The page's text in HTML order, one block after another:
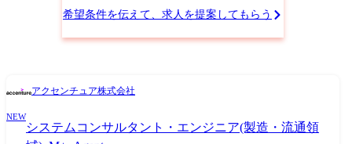
中心となりますが、顧客との技術折衝や提案活動、現地試験対応なども
含まれ、技術力だけでなく、調整力やコミュニケーション力も求められ
ます。 特に、艦艇への搭載試験では実際に乗艦する機会もあり、現場で
ており、互いに知見を持ち寄りながら協働するスタイルです。 入社後
き、将来的にはプロジェクト全体を牽引するリーダーとしての活躍も期
希望条件を伝えて、求人を提案してもらう
アクセンチュア株式会社
NEW
システムコンサルタント・エンジニア(製造・流通領